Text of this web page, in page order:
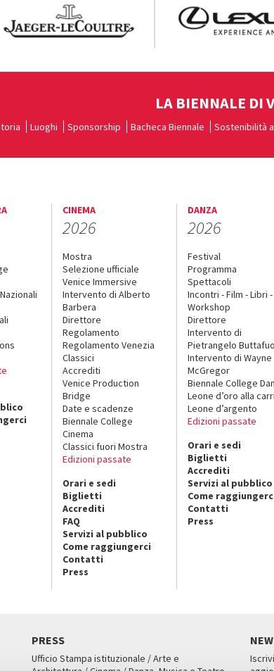
LA BIENNALE DI
Luoghi Sponsorship Bacheca Biennale Sostenibilità
CINEMA
2026
Mostra
Selezione ufficiale
Venice Immersive
Intervento di Alberto
Barbera
Direttore
Regolamento
Regolamento Venezia
Classici
Accrediti
Venice Production
Bridge
Date e scadenze
Biennale College
Cinema
Classici fuori Mostra
Edizioni passate
Orari e sedi
Biglietti
Accrediti
FAQ
Servizi al pubblico
Come raggiungerci
Contatti
Press
DANZA
2026
Festival
Programma
Spettacoli
Incontri - Film - Libri -
Workshop
Direttore
Intervento di
Pietrangelo
Intervento di Wayne
McGregor
Biennale College
Leone d’oro alla
Leone d’argento
Edizioni passate
Orari e sedi
Biglietti
Accrediti
Servizi al pubblico
Come
Contatti
Press
PRESS
Ufficio Stampa istituzionale / Arte e